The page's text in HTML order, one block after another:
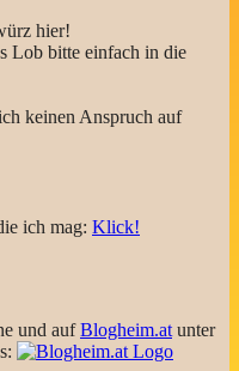
hier!
Lob bitte einfach in die
keinen Anspruch auf
ich mag: Klick!
und aufBlogheim.at unter